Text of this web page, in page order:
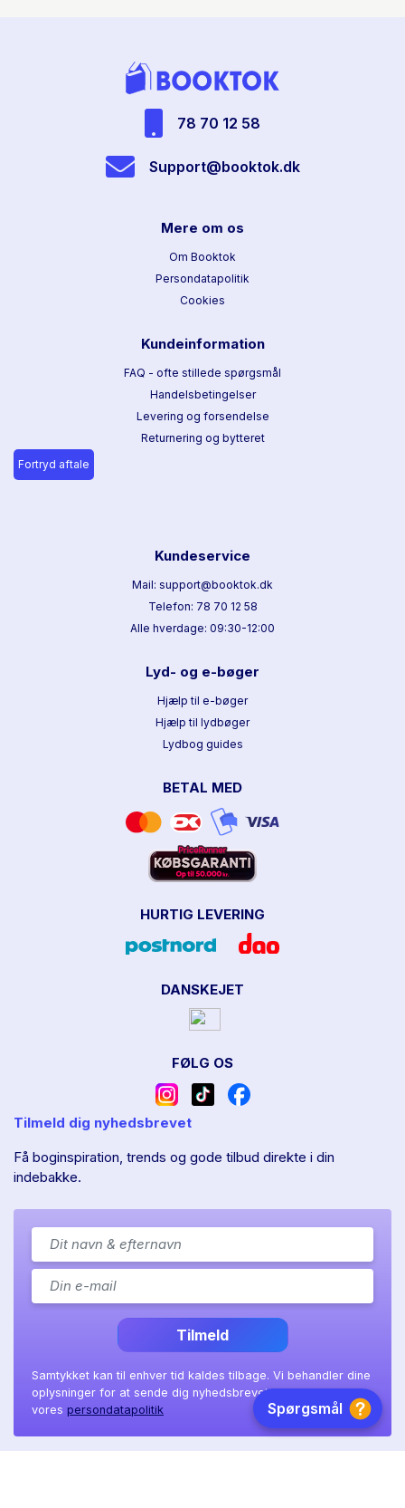
78 70 12 58
Support@booktok.dk
Mere om os
Om Booktok
Persondatapolitik
Cookies
Kundeinformation
FAQ - ofte stillede spørgsmål
Handelsbetingelser
Levering og forsendelse
Returnering og bytteret
Fortryd aftale
Kundeservice
Mail: support@booktok.dk
Telefon: 78 70 12 58
Alle hverdage: 09:30-12:00
Lyd- og e-bøger
Hjælp til e-bøger
Hjælp til lydbøger
Lydbog guides
BETAL MED
HURTIG LEVERING
DANSKEJET
FØLG OS
Tilmeld dig nyhedsbrevet
Få boginspiration, trends og gode tilbud direkte i din
indebakke.
Tilmeld
Samtykket kan til enhver tid kaldes tilbage. Vi behandler dine
oplysninger for at sende dig nyhedsbrevet, som beskrevet i
vores persondatapolitik